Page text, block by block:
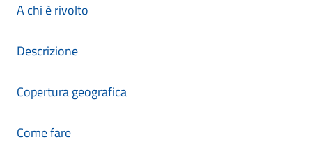
A chi è rivolto
Descrizione
Copertura geografica
Come fare